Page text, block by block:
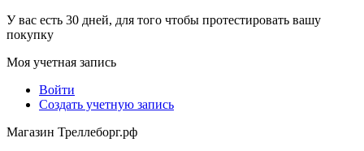
У вас есть 30 дней, для того чтобы протестировать вашу
покупку
Моя учетная запись
Войти
Создать учетную запись
Магазин Треллеборг.рф